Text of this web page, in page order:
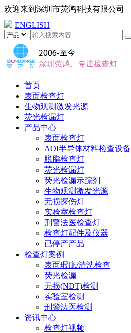
欢迎来到 深圳市荧鸿科技有限公司
ENGLISH
首页
表面检查灯
生物观测激发光源
荧光检漏灯
产品中心
表面检查灯
AOI半导体材料检查设备
脱脂检查灯
荧光检漏灯
荧光检漏示踪剂
生物观测激发光源
无损探伤灯
实验室检查灯
刑警法医检查灯
检查灯配件及仪器
已停产产品
检查灯案例
表面瑕疵/清洗检查
荧光检漏
无损(NDT)检测
实验室检测
刑警法医检测
资讯中心
检查灯视频